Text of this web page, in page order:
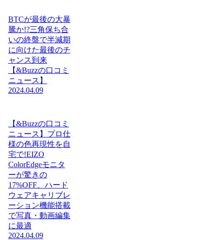
BTCが最後の大暴
騰か!?三角保ち合
いの終盤で半減期
に向けた最後のチ
ャンス到来
【&Buzzの口コミ
ニュース】
2024.04.09
【&Buzzの口コミ
ニュース】プロ仕
様の色再現性を自
宅で!EIZO
ColorEdgeモニタ
ーが驚きの
17%OFF、ハード
ウェアキャリブレ
ーション機能搭載
で写真・動画編集
に最適
2024.04.09